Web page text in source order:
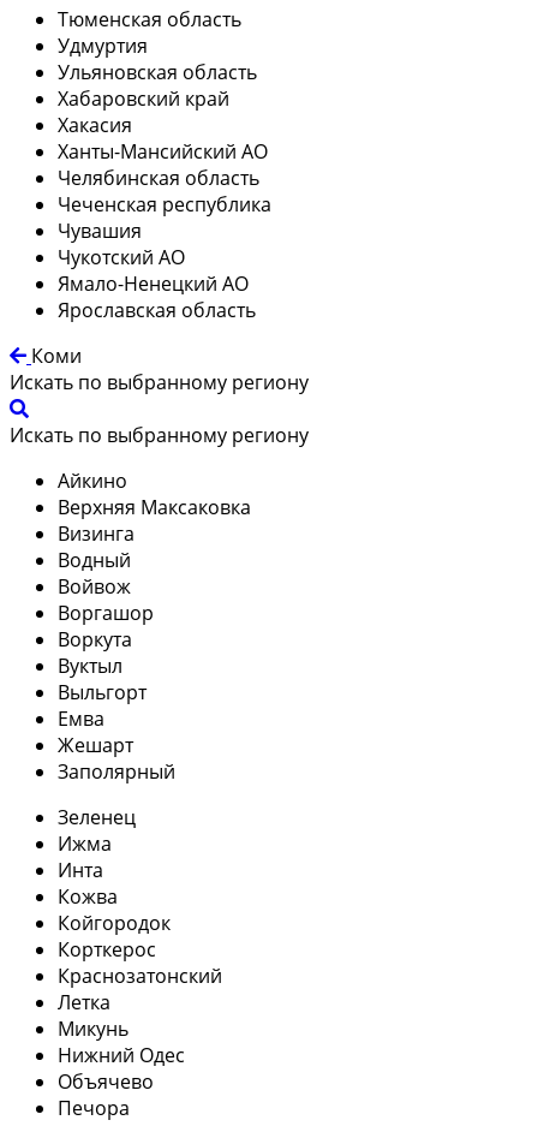
Тюменская область
Удмуртия
Ульяновская область
Хабаровский край
Хакасия
Ханты-Мансийский АО
Челябинская область
Чеченская республика
Чувашия
Чукотский АО
Ямало-Ненецкий АО
Ярославская область
Коми
Искать по выбранному региону
Искать по выбранному региону
Айкино
Верхняя Максаковка
Визинга
Водный
Войвож
Воргашор
Воркута
Вуктыл
Выльгорт
Емва
Жешарт
Заполярный
Зеленец
Ижма
Инта
Кожва
Койгородок
Корткерос
Краснозатонский
Летка
Микунь
Нижний Одес
Объячево
Печора